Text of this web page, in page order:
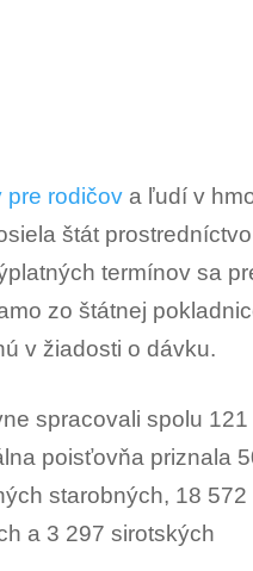
pre rodičov a ľudí v
štát
termínov sa
zo štátnej
v žiadosti o dávku.
spracovali spolu 121
poisťovňa priznala
starobných, 18 572
a 3 297 sirotských